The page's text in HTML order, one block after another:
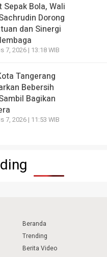
Sepak Bola, Wali
Dorong
dan Sinergi
7, 2026 | 13:18 WIB
Tangerang
Bebersih
Bagikan
7, 2026 | 11:53 WIB
Beranda
Trending
Berita Video